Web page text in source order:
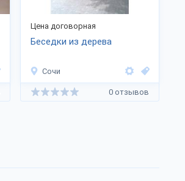
Цена договорная
Беседки из дерева
Сочи
0 отзывов